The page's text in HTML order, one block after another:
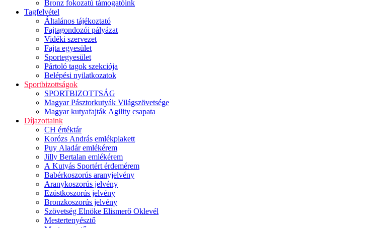
Bronz fokozatú támogatóink
Tagfelvétel
Általános tájékoztató
Fajtagondozói pályázat
Vidéki szervezet
Fajta egyesület
Sportegyesület
Pártoló tagok szekciója
Belépési nyilatkozatok
Sportbizottságok
SPORTBIZOTTSÁG
Magyar Pásztorkutyák Világszövetsége
Magyar kutyafajták Agility csapata
Díjazottaink
CH értéktár
Korózs András emlékplakett
Puy Aladár emlékérem
Jilly Bertalan emlékérem
A Kutyás Sportért érdemérem
Babérkoszorús aranyjelvény
Aranykoszorús jelvény
Ezüstkoszorús jelvény
Bronzkoszorús jelvény
Szövetség Elnöke Elismerő Oklevél
Mestertenyésztő